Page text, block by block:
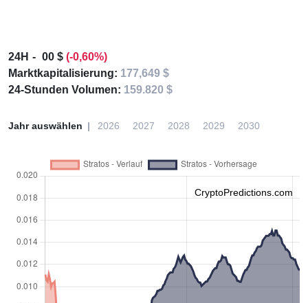
24H 00 $ (-0,60%)
Marktkapitalisierung: 177,649 $
24-Stunden Volumen: 159.820 $
Jahr auswählen 2026 2027 2028 2029 2030
CryptoPredictions.com